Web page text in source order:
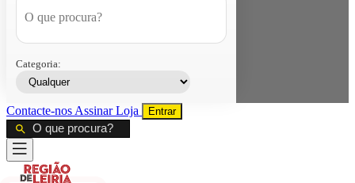
Categoria:
Contacte-nos AssinarLoja Entrar